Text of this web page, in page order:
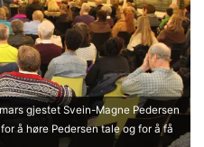
gjestet Svein-Magne Pedersen
å høre Pedersen tale og for å få